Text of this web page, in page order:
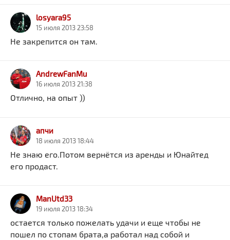
losyara95
15 июля 2013 23:58
Не закрепится он там.
AndrewFanMu
16 июля 2013 21:38
Отлично, на опыт ))
апчи
18 июля 2013 18:44
Не знаю его.Потом вернётся из аренды и Юнайтед
его продаст.
ManUtd33
19 июля 2013 18:34
остается только пожелать удачи и еще чтобы не
пошел по стопам брата,а работал над собой и